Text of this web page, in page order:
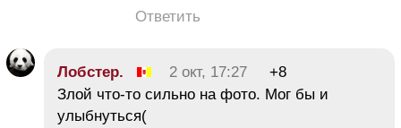
Ответить
Лобстер. 2 окт, 17:27
+8
Злой что-то сильно на фото. Мог бы и
улыбнуться(